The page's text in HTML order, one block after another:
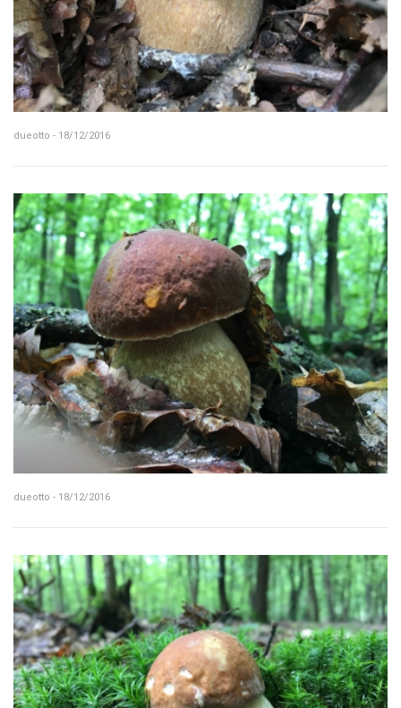
dueotto - 18/12/2016
dueotto - 18/12/2016